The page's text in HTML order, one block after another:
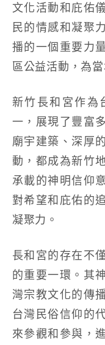
文化活動和庇佑
民的情感和凝聚
播的一個重要力
區公益活動，為
新竹長和宮作為
一，展現了豐富
廟宇建築、深厚
動，都成為新竹
承載的神明信仰
對希望和庇佑的
凝聚力。
長和宮的存在不
的重要一環。其
灣宗教文化的傳
台灣民俗信仰的
來參觀和參與，